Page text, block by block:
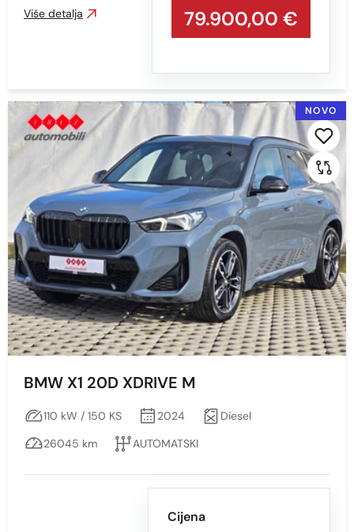
79.900,00 €
Više detalja
NOVO
BMW X1 20D XDRIVE M
110 kW / 150 KS 2024
Diesel
26045 km
AUTOMATSKI
Cijena